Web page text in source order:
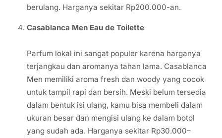
berulang. Harganya sekitar Rp200.000-an.
Casablanca Men Eau de Toilette
Parfum lokal ini sangat populer karena harganya
terjangkau dan aromanya tahan lama. Casablanca
Men memiliki aroma fresh dan woody yang cocok
untuk tampil rapi dan bersih. Meski belum tersedia
dalam bentuk isi ulang, kamu bisa membeli dalam
ukuran besar dan mengisi ulang ke dalam botol
yang sudah ada. Harganya sekitar Rp30.000–